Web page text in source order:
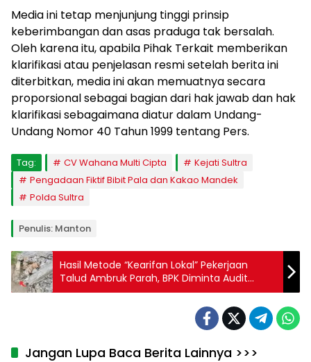
Media ini tetap menjunjung tinggi prinsip
keberimbangan dan asas praduga tak bersalah.
Oleh karena itu, apabila Pihak Terkait memberikan
klarifikasi atau penjelasan resmi setelah berita ini
diterbitkan, media ini akan memuatnya secara
proporsional sebagai bagian dari hak jawab dan hak
klarifikasi sebagaimana diatur dalam Undang-
Undang Nomor 40 Tahun 1999 tentang Pers.
Tag: CV Wahana Multi Cipta
Kejati Sultra
Pengadaan Fiktif Bibit Pala dan Kakao Mandek
Polda Sultra
Penulis: Manton
Hasil Metode “Kearifan Lokal” Pekerjaan
Talud Ambruk Parah, BPK Diminta Audit
Khusus dan Secara Menyeluruh BPBD
Jangan Lupa Baca Berita Lainnya >>>